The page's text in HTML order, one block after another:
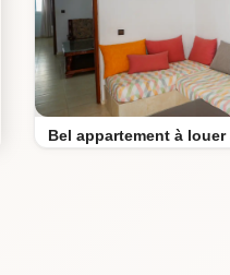
Bel appartement à